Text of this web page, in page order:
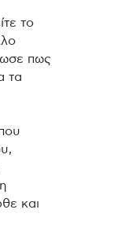
το
πως
τα
και